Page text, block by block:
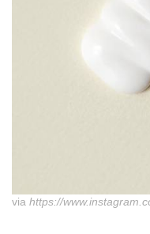
via https://